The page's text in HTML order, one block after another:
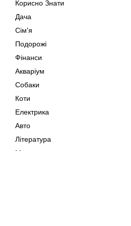
Корисно Знати
Дача
Сім'я
Подорожі
Фінанси
Акваріум
Собаки
Коти
Електрика
Авто
Література
Музика